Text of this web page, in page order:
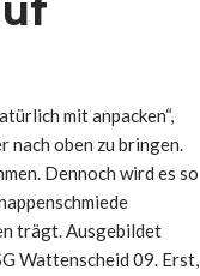
mit anpacken“,
oben zu bringen.
Dennoch wird es so
trägt. Ausgebildet
Wattenscheid 09. Erst,